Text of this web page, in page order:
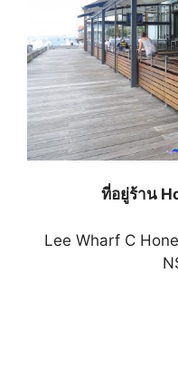
ที่อยู่ร้าน
Lee Wharf C